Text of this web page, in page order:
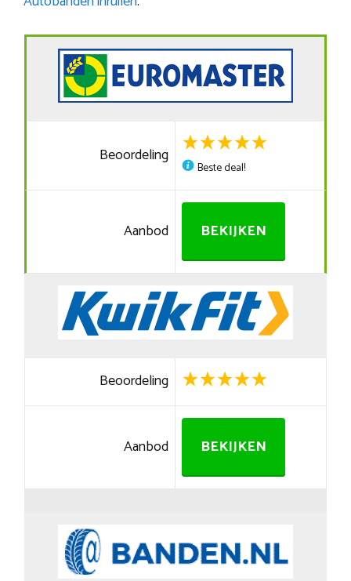
Beoordeling
Beste deal!
Aanbod BEKIJKEN
Beoordeling
Aanbod BEKIJKEN